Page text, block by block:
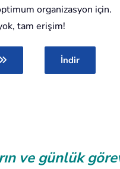
organizasyon için.
tam erişim!
İndir
ve günlük